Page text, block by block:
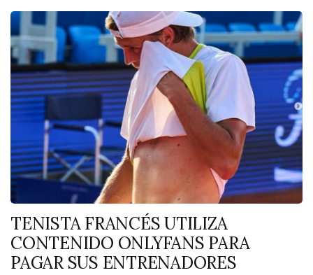
TENISTA FRANCÉS UTILIZA
CONTENIDO ONLYFANS PARA
PAGAR SUS ENTRENADORES